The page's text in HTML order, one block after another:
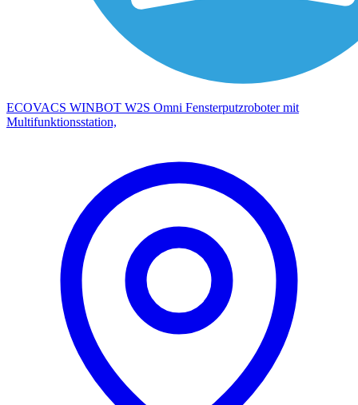
ECOVACS WINBOT W2S Omni Fensterputzroboter mit
Multifunktionsstation,